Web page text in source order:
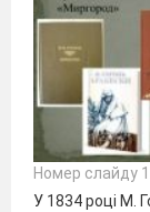
Номер слайду
У 1834 році М.